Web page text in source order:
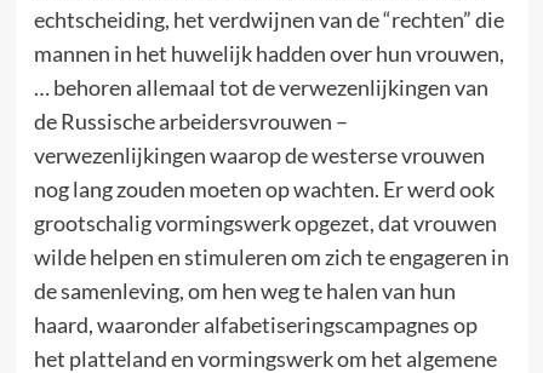
echtscheiding, het verdwijnen van de “rechten” die
mannen in het huwelijk hadden over hun vrouwen,
… behoren allemaal tot de verwezenlijkingen van
de Russische arbeidersvrouwen –
verwezenlijkingen waarop de westerse vrouwen
nog lang zouden moeten op wachten. Er werd ook
grootschalig vormingswerk opgezet, dat vrouwen
wilde helpen en stimuleren om zich te engageren in
de samenleving, om hen weg te halen van hun
haard, waaronder alfabetiseringscampagnes op
het platteland en vormingswerk om het algemene